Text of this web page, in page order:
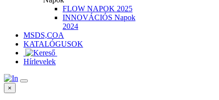
FLOW NAPOK 2025
INNOVÁCIÓS Napok
2024
MSDS,COA
KATALÓGUSOK
Hírlevelek
×